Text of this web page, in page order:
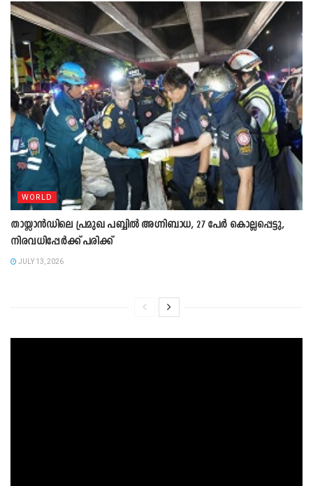
WORLD
തായ്ലാൻഡിലെ പ്രമുഖ പബ്ബിൽ അഗ്നിബാധ, 27 പേർ കൊല്ലപ്പെട്ടു,
നിരവധിപ്പേർക്ക് പരിക്ക്
JULY 13, 2026